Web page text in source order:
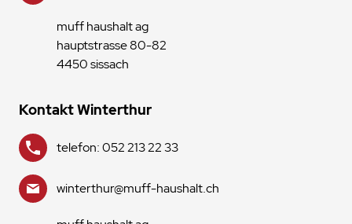
muff haushalt ag
hauptstrasse 80-82
4450 sissach
Kontakt Winterthur
telefon: 052 213 22 33
winterthur@muff-haushalt.ch